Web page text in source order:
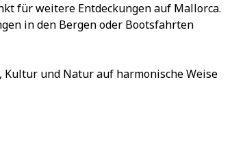
für weitere Entdeckungen auf Mallorca.
in den Bergen oder Bootsfahrten
Kultur und Natur auf harmonische Weise